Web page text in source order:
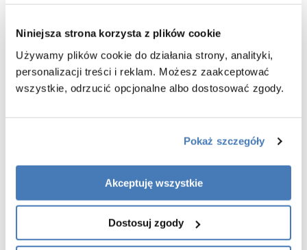
Niniejsza strona korzysta z plików cookie
Używamy plików cookie do działania strony, analityki,
personalizacji treści i reklam. Możesz zaakceptować
wszystkie, odrzucić opcjonalne albo dostosować zgody.
Pokaż szczegóły
Akceptuję wszystkie
Dostosuj zgody
Kompletny zestaw montażowy
W zestawie znajdują się:
– syfon
– odpływ
– korek
konieczności dokupowania podstawowych elementów
Do nowoczesnych aranżacji łazienek
Minimalistyczna bryła i wolnostojąca konstrukcja sprawiają, że
kąpielowych, jak i nowoczesnych łazienkach o bardziej
kompaktowym układzie.